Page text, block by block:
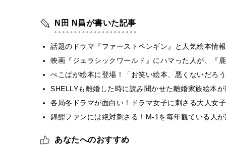
N田 N昌が書いた記事
話題のドラマ『ファーストペンギン』と人気絵本情
映画『ジェラシックワールド』にハマった人が、『
ぺこぱが絵本に登場！「お笑い絵本、悪くないだろ
SHELLYも離婚した時に読み聞かせた離婚家族絵本
各局冬ドラマが面白い！ドラマ女子に刺さる大人女
錦鯉ファンには絶対刺さる！M-1を毎年観ている人
あなたへのおすすめ